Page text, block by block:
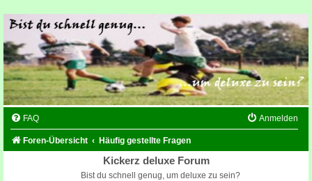
FAQ Anmelden
Foren-Übersicht Häufig gestellte Fragen
Kickerz deluxe Forum
Bist du schnell genug, um deluxe zu sein?